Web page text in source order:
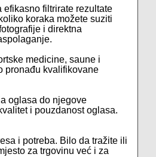
filtrirate rezultate
koraka možete suziti
i direktna
medicine, saune i
pronađu kvalifikovane
oglasa do njegove
i pouzdanost oglasa.
i potreba. Bilo da tražite ili
za trgovinu već i za